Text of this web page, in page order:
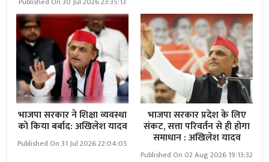
भाजपा सरकार ने शिक्षा व्यवस्था
को किया बर्बाद: अखिलेश यादव
Published On 31 Jul 2026 22:04:05
भाजपा सरकार प्रदेश के लिए
संकट, सत्ता परिवर्तन से ही होगा
समाधान : अखिलेश यादव
Published On 02 Aug 2026 19:13:32